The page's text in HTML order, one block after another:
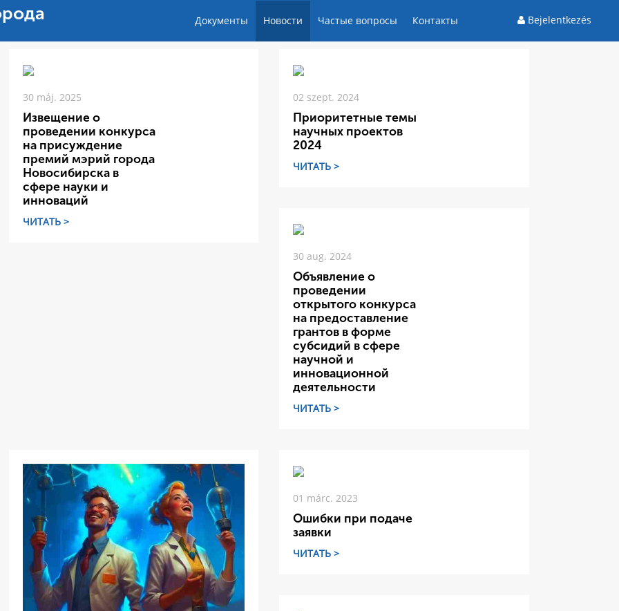
Документы Новости Частые вопросы Контакты Bejelentkezés
30 máj. 2025
Извещение о
проведении конкурса
на присуждение
премий мэрий города
Новосибирска в
сфере науки и
инноваций
ЧИТАТЬ >
02 szept. 2024
Приоритетные темы
научных проектов
2024
ЧИТАТЬ >
30 aug. 2024
Объявление о
проведении
открытого конкурса
на предоставление
грантов в форме
субсидий в сфере
научной и
инновационной
деятельности
ЧИТАТЬ >
01 márc. 2023
Ошибки при подаче
заявки
ЧИТАТЬ >